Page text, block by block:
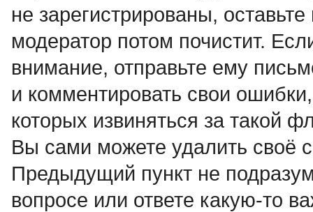
не зарегистрированы,
модератор потом почистит.
внимание, отправьте ему
и комментировать свои
которых извиняться за такой
Вы сами можете удалить своё
Предыдущий пункт не
вопросе или ответе какую-то